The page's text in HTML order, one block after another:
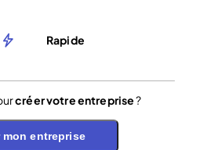
Rapide
créer votre entreprise?
mon entreprise